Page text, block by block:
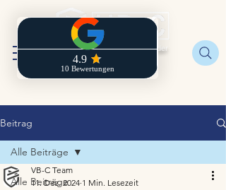
Regionaldirektion der
Beitrag
Alle Beiträge
Alle Beiträge
VB-C Team
11. Dez. 2024 1 Min. Lesezeit